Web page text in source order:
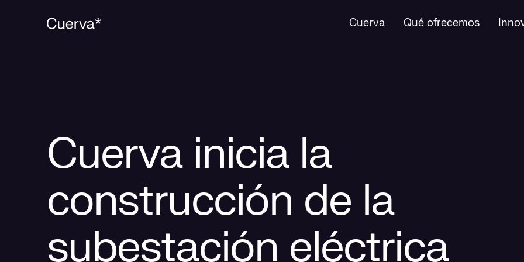
Cuerva Qué ofrecemos
Cuerva inicia la
construcción de la
subestación eléctrica